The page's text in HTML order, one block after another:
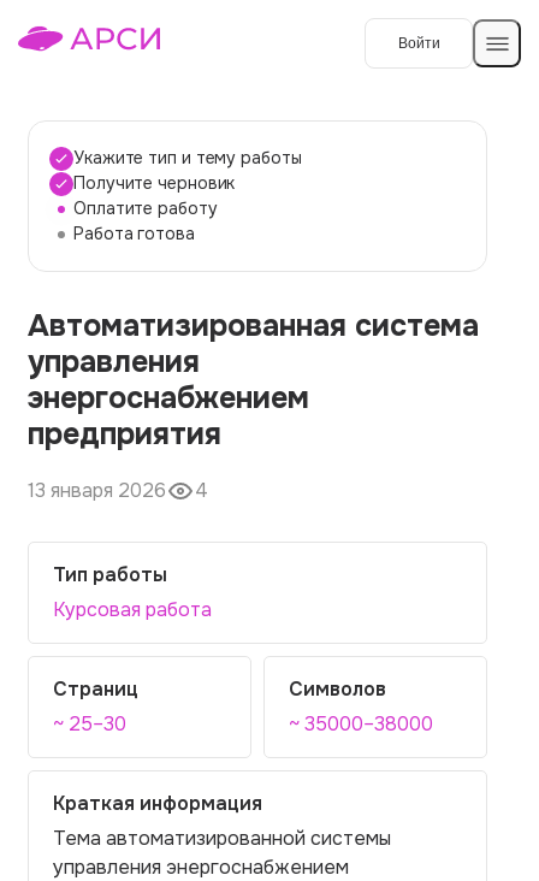
Войти
Темы работ
О сервисе
О компании
Наши гарантии
Порядок оплаты
Контакты
Укажите тип и тему работы
Получите черновик
Оплатите работу
Работа готова
Автоматизированная система
управления
энергоснабжением
предприятия
13 января 2026 4
Тип работы
Курсовая работа
Страниц
~ 25–30
Символов
~ 35000–38000
Краткая информация
Тема автоматизированной системы
управления энергоснабжением